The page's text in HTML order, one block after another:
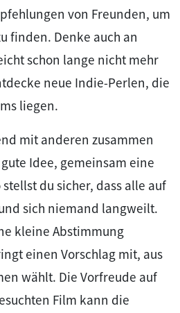
von Freunden, um
finden. Denke auch an
schon lange nicht mehr
neue Indie-Perlen, die
liegen.
mit anderen zusammen
Idee, gemeinsam eine
du sicher, dass alle auf
sich niemand langweilt.
kleine Abstimmung
einen Vorschlag mit, aus
wählt. Die Vorfreude auf
Film kann die